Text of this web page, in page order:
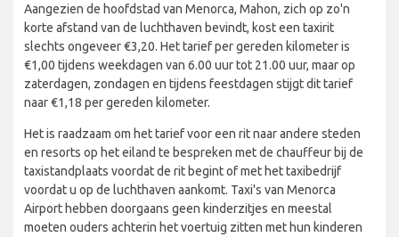
Aangezien de hoofdstad van Menorca, Mahon, zich op zo'n
korte afstand van de luchthaven bevindt, kost een taxirit
slechts ongeveer €3,20. Het tarief per gereden kilometer is
€1,00 tijdens weekdagen van 6.00 uur tot 21.00 uur, maar op
zaterdagen, zondagen en tijdens feestdagen stijgt dit tarief
naar €1,18 per gereden kilometer.
Het is raadzaam om het tarief voor een rit naar andere steden
en resorts op het eiland te bespreken met de chauffeur bij de
taxistandplaats voordat de rit begint of met het taxibedrijf
voordat u op de luchthaven aankomt. Taxi's van Menorca
Airport hebben doorgaans geen kinderzitjes en meestal
moeten ouders achterin het voertuig zitten met hun kinderen